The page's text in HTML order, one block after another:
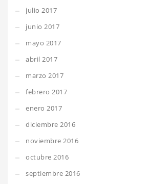
julio 2017
junio 2017
mayo 2017
abril 2017
marzo 2017
febrero 2017
enero 2017
diciembre 2016
noviembre 2016
octubre 2016
septiembre 2016